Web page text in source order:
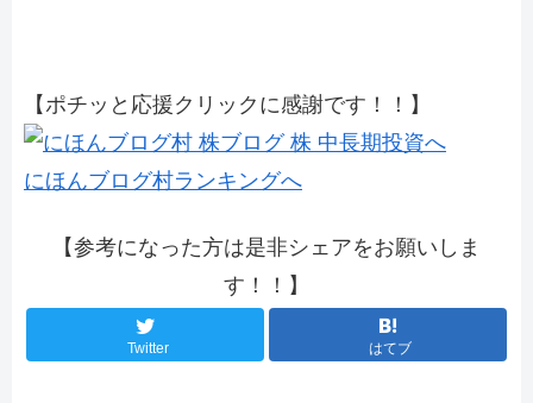
【ポチッと応援クリックに感謝です！！】
にほんブログ村ランキングへ
【参考になった方は是非シェアをお願いしま
す！！】
Twitter はてブ